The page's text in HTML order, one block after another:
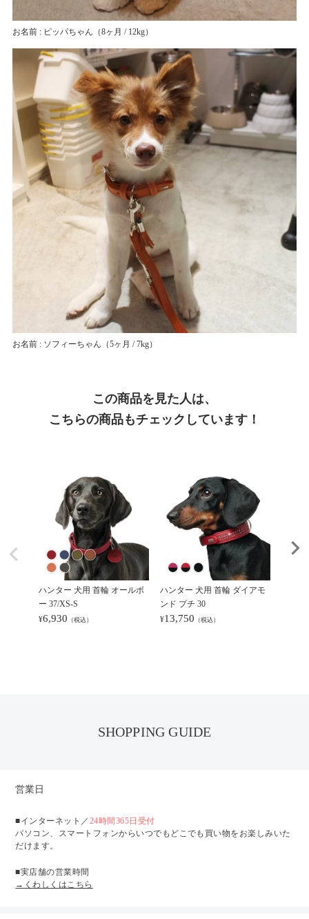
お名前 : ピッパちゃん （8ヶ月 / 12kg）
お名前 : ソフィーちゃん （5ヶ月 / 7kg）
この商品を見た人は、
こちらの商品もチェックしています！
ハンター 犬用 首輪 オールボ
ー 37/XS-S
¥6,930 （税込）
ハンター 犬用 首輪 ダイアモ
ンド プチ 30
¥13,750 （税込）
SHOPPING GUIDE
営業日
■インターネット／ 24時間365日受付
パソコン、スマートフォンからいつでもどこでも買い物をお楽しみいた
だけます。
■実店舗の営業時間
→くわしくはこちら